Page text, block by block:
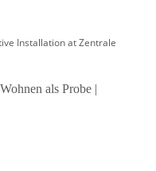
Installation at Zentrale
als Probe |